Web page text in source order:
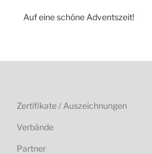
Auf eine schöne Adventszeit!
Zertifikate / Auszeichnungen
Verbände
Partner